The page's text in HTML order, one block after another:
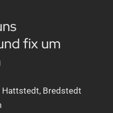
fix um
Hattstedt, Bredstedt